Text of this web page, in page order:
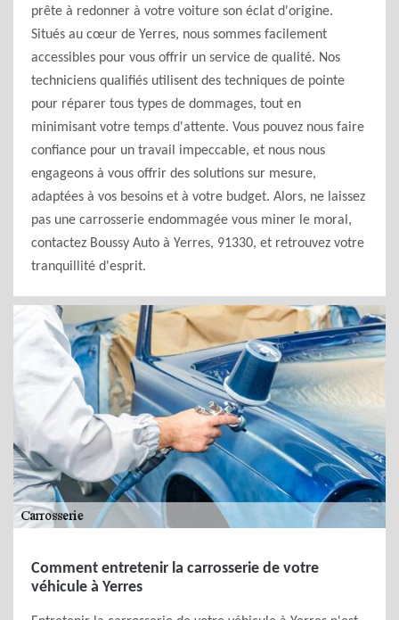
prête à redonner à votre voiture son éclat d'origine.
Situés au cœur de Yerres, nous sommes facilement
accessibles pour vous offrir un service de qualité. Nos
techniciens qualifiés utilisent des techniques de pointe
pour réparer tous types de dommages, tout en
minimisant votre temps d'attente. Vous pouvez nous faire
confiance pour un travail impeccable, et nous nous
engageons à vous offrir des solutions sur mesure,
adaptées à vos besoins et à votre budget. Alors, ne laissez
pas une carrosserie endommagée vous miner le moral,
contactez Boussy Auto à Yerres, 91330, et retrouvez votre
tranquillité d'esprit.
Comment entretenir la carrosserie de votre
véhicule à Yerres